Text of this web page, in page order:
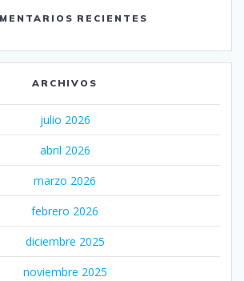
RECIENTES
ARCHIVOS
julio 2026
abril 2026
marzo 2026
febrero 2026
diciembre 2025
noviembre 2025